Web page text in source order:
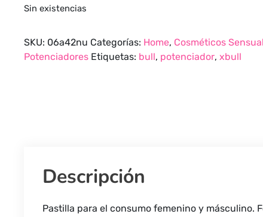
Sin existencias
SKU: 06a42nu Categorías: Home, Cosméticos
Potenciadores Etiquetas: bull, potenciador, xbull
Descripción
Pastilla para el consumo femenino y